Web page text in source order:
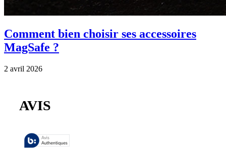
Comment bien choisir ses accessoires
MagSafe ?
2 avril 2026